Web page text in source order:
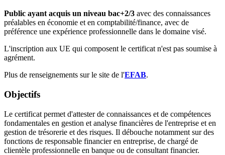
Public ayant acquis un niveau bac+2/3 avec des connaissances
préalables en économie et en comptabilité/finance, avec de
préférence une expérience professionnelle dans le domaine visé.
L'inscription aux UE qui composent le certificat n'est pas soumise à
agrément.
Plus de renseignements sur le site de l'EFAB.
Objectifs
Le certificat permet d'attester de connaissances et de compétences
fondamentales en gestion et analyse financières de l'entreprise et en
gestion de trésorerie et des risques. Il débouche notamment sur des
fonctions de responsable financier en entreprise, de chargé de
clientèle professionnelle en banque ou de consultant financier.